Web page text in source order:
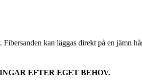
kan läggas direkt på en
EFTER EGET BEHOV.